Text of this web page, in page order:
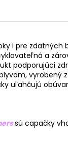
i pre zdatných
a
podporujúci
uľahčujú
sú capačky